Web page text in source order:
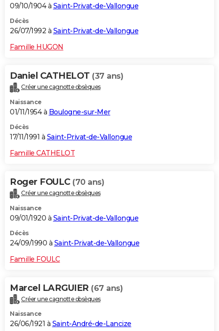
09/10/1904 à Saint-Privat-de-Vallongue
Décès
26/07/1992 à Saint-Privat-de-Vallongue
Famille HUGON
Daniel CATHELOT (37 ans)
Créer une cagnotte obsèques
Naissance
01/11/1954 à Boulogne-sur-Mer
Décès
17/11/1991 à Saint-Privat-de-Vallongue
Famille CATHELOT
Roger FOULC (70 ans)
Créer une cagnotte obsèques
Naissance
09/01/1920 à Saint-Privat-de-Vallongue
Décès
24/09/1990 à Saint-Privat-de-Vallongue
Famille FOULC
Marcel LARGUIER (67 ans)
Créer une cagnotte obsèques
Naissance
26/06/1921 à Saint-André-de-Lancize